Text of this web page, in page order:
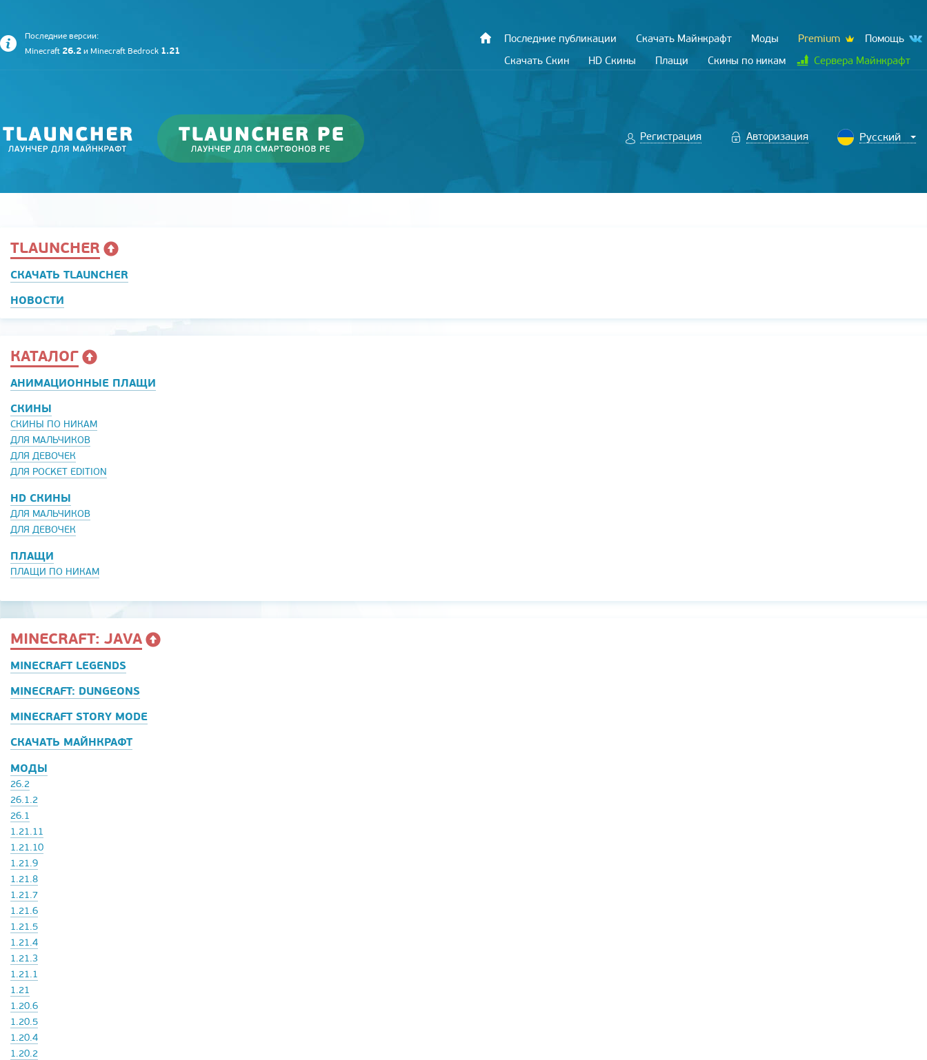
Последние версии:
Minecraft 26.2 и Minecraft Bedrock 1.21
Последние публикации Скачать Майнкрафт Моды Premium
Помощь
Скачать Скин
HD Скины Плащи Скины по никам Сервера Майнкрафт
Регистрация Авторизация
TLAUNCHER
СКАЧАТЬ TLAUNCHER
НОВОСТИ
КАТАЛОГ
АНИМАЦИОННЫЕ ПЛАЩИ
СКИНЫ
СКИНЫ ПО НИКАМ
ДЛЯ МАЛЬЧИКОВ
ДЛЯ ДЕВОЧЕК
ДЛЯ POCKET EDITION
HD СКИНЫ
ДЛЯ МАЛЬЧИКОВ
ДЛЯ ДЕВОЧЕК
ПЛАЩИ
ПЛАЩИ ПО НИКАМ
MINECRAFT: JAVA
MINECRAFT LEGENDS
MINECRAFT: DUNGEONS
MINECRAFT STORY MODE
СКАЧАТЬ МАЙНКРАФТ
МОДЫ
26.2
26.1.2
26.1
1.21.11
1.21.10
1.21.9
1.21.8
1.21.7
1.21.6
1.21.5
1.21.4
1.21.3
1.21.1
1.21
1.20.6
1.20.5
1.20.4
1.20.2